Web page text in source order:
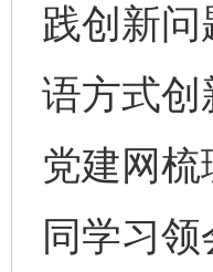
践创新
语方式创
党建网
同学习领